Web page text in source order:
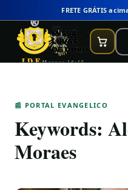
FRETE GRÁTIS
IDEMarcos 16:15
📰 PORTAL EVANGELICO
Keywords:
Moraes